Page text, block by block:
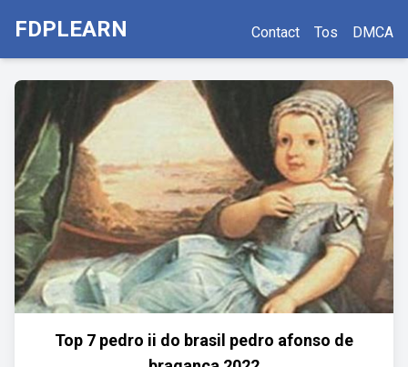
FDPLEARN Contact Tos DMCA
Top 7 pedro ii do brasil pedro afonso de